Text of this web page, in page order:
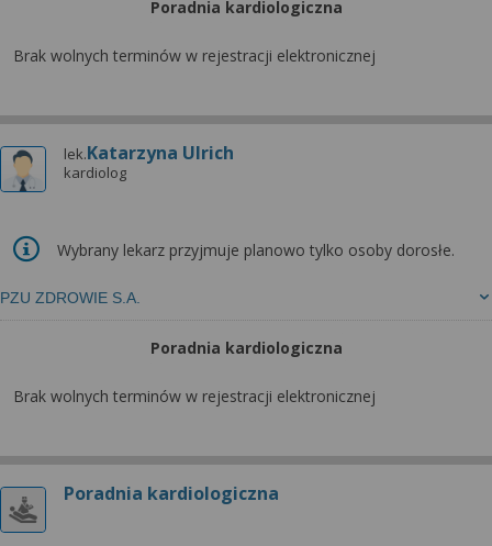
Poradnia kardiologiczna
Brak wolnych terminów w rejestracji elektronicznej
lek.Katarzyna Ulrich
kardiolog
PZU ZDROWIE S.A.
Wybrany lekarz przyjmuje planowo tylko osoby dorosłe.
Poradnia kardiologiczna
Brak wolnych terminów w rejestracji elektronicznej
Poradnia kardiologiczna